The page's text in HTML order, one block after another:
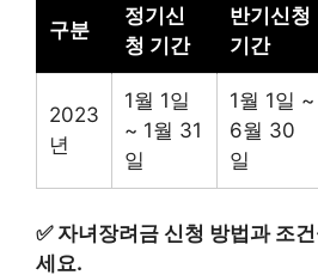
구분
정기신
청 기간
반기신청
기간
2023
년
1월 1일
~ 1월 31
일
1월 1일 ~
6월 30
일
✅ 자녀장려금 신청 방법과 조
세요.